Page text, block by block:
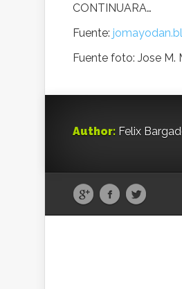
CONTINUARA…
Fuente:
Fuente foto: Jose M.
Author: Felix